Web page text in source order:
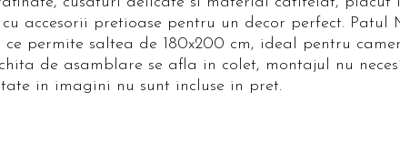
accesorii pretioase pentru un decor perfect. Patul
permite saltea de 180x200 cm, ideal pentru
de asamblare se afla in colet, montajul nu
in imagini nu sunt incluse in pret.